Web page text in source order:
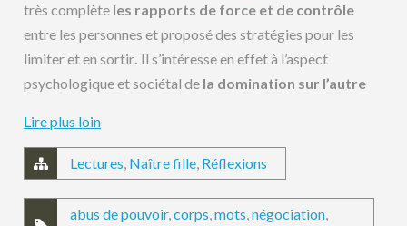
très complète les rapports de force et de contrôle
entre les personnes et proposé des stratégies pour les
limiter et en sortir. Il s’intéresse en effet à l’aspect
psychologique et sociétal de la domination sur l’autre
Lire plus loin
Lectures, Naître fille, Réflexions
abus de pouvoir,corps,mots,négociation,